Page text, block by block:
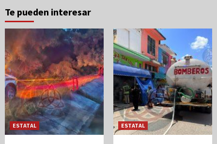
Te pueden interesar
ESTATAL ESTATAL